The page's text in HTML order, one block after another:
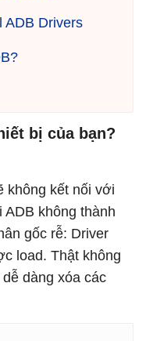
ADB Drivers
bị của bạn?
không kết nối với
ADB không thành
gốc rễ: Driver
load. Thật không
dàng xóa các